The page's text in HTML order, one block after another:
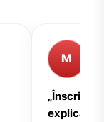
M
explicații